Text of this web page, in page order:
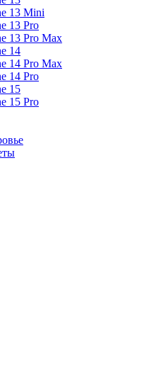
13 Mini
13 Pro
13 Pro Max
14
14 Pro Max
14 Pro
15
15 Pro